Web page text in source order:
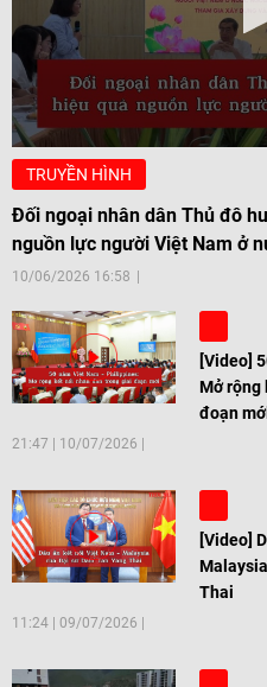
TRUYỀN HÌNH
Đối ngoại nhân dân Thủ đô
nguồn lực người Việt Nam ở
10/06/2026 16:58
[Video]
Mở rộng
đoạn
21:47 10/07/2026
[Video]
Thai
11:24 09/07/2026